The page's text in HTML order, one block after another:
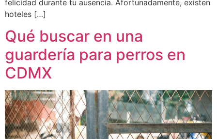
felicidad durante tu ausencia. Afortunadamente, existen
hoteles […]
Qué buscar en una
guardería para perros en
CDMX